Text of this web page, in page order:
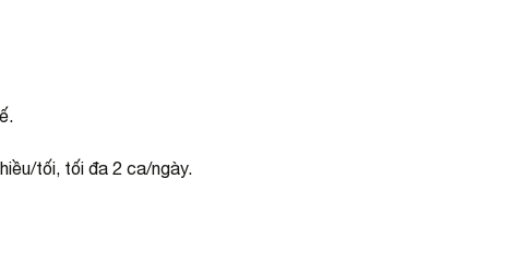
tối, tối đa 2 ca/ngày.